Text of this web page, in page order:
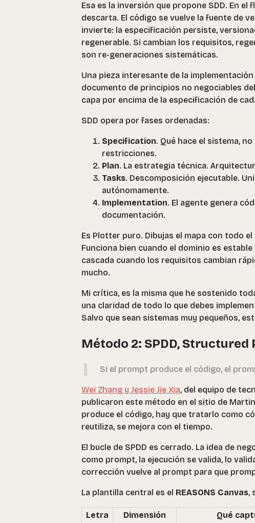
Esa es la inversión que propone SDD. En
descarta. El código se vuelve la fuente de
invierte: la especificación persiste,
regenerable. Si cambian los requisitos,
son re-generaciones sistemáticas.
Una pieza interesante de la implementación
documento de principios no negociables
capa por encima de la especificación de
SDD opera por fases ordenadas:
Specification. Qué hace el sistema,
restricciones.
Plan. La estrategia técnica.
Tasks. Descomposición ejecutable.
autónomamente.
Implementation. El agente genera
documentación.
Es Plotter puro. Dibujas el mapa con todo
Funciona bien cuando el dominio es
cascada cuando los requisitos cambian
mucho.
Mi crítica, es la misma que he sostenido
una claridad de todo lo que debes
Salvo que sean sistemas muy pequeños,
Método 2: SPDD,
Si el prompt produce el código, el
Wei Zhang y Jessie Jie Xia, del equipo de
publicaron este método en el sitio de
produce el código, hay que tratarlo como
reutiliza, se mejora con el tiempo.
El bucle de SPDD es cerrado. La idea de
como prompt, la ejecución se valida, lo
corrección vuelve al prompt para que
La plantilla central es el REASONS Canvas,
Letra Dimensión
Qué